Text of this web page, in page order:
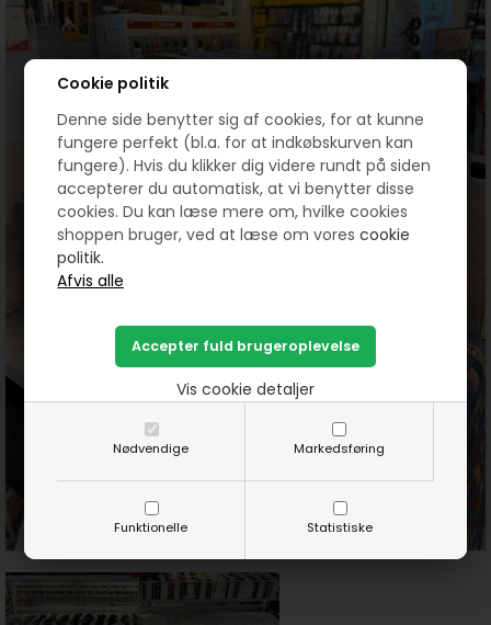
Cookie politik
Denne side benytter sig af cookies, for at kunne
fungere perfekt (bl.a. for at indkøbskurven kan
fungere). Hvis du klikker dig videre rundt på siden
accepterer du automatisk, at vi benytter disse
cookies. Du kan læse mere om, hvilke cookies
shoppen bruger, ved at læse om vorescookie
politik.
Nødvendige Markedsføring
Funktionelle Statistiske
Vis cookie detaljer